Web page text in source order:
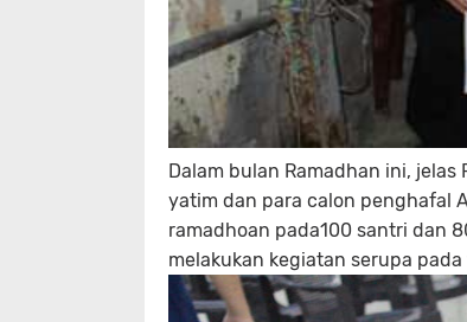
Dalam bulan Ramadhan ini, jelas
yatim dan para calon penghafal
ramadhoan pada100 santri dan
melakukan kegiatan serupa